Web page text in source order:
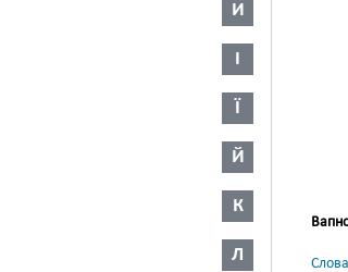
И
І
Ї
Й
К
Л